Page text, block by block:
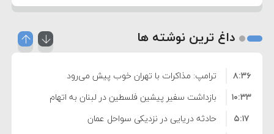
داغ ترین نوشته ها
ترامپ: مذاکرات با تهران خوب پیش می‌رود
۸:۳۶
بازداشت سفیر پیشین فلسطین در لبنان به اتهام
فساد و اختلاس اموال
۱۰:۳۳
حادثه دریایی در نزدیکی سواحل عمان
۵:۱۷